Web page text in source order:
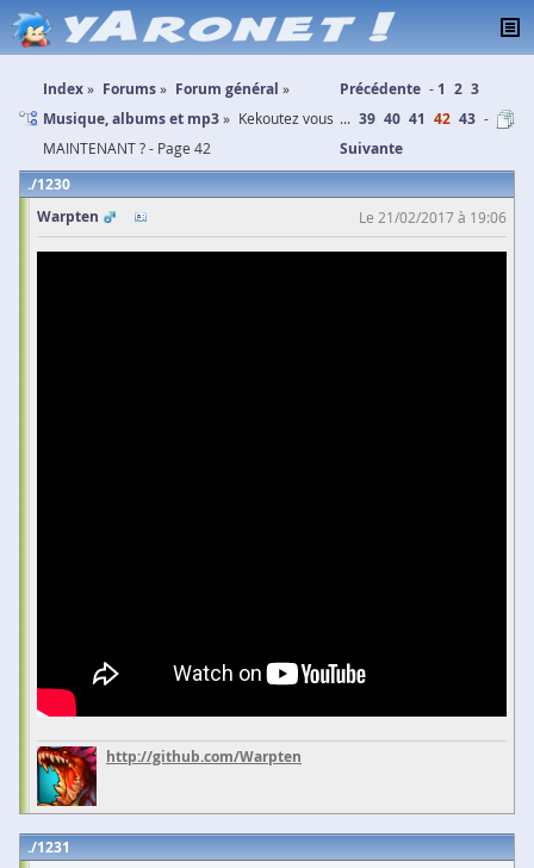
Index Forums
Forum général
Musique, albums et mp3
Kekoutez vous
MAINTENANT ? - Page 42
Précédente 1 2 3
... 39 40 41 42 43
Suivante
1230
Warpten
Le 21/02/2017 à 19:06
http://github.com/Warpten
1231